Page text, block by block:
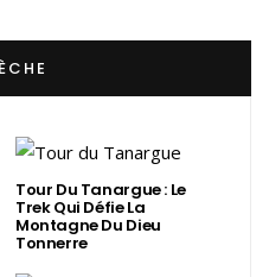
Tour Du Tanargue : Le
Trek Qui Défie La
Montagne Du Dieu
Tonnerre